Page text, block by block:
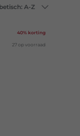
A-Z
40% korting
27 op voorraad